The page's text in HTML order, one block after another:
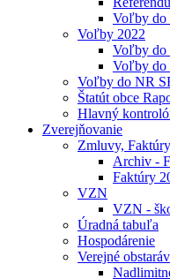
Voľby do
Voľby 2022
Voľby do
Voľby do
Voľby do NR
Štatút obce
Hlavný
Zverejňovanie
Zmluvy,
Archiv -
Faktúry
VZN
VZN -
Úradná tabuľa
Hospodárenie
Verejné